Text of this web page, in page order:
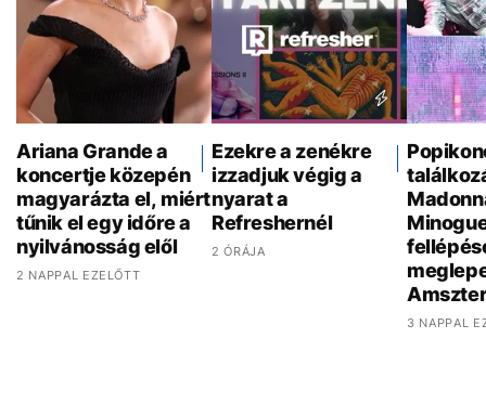
Ariana Grande a
koncertje közepén
magyarázta el, miért
tűnik el egy időre a
nyilvánosság elől
2 NAPPAL EZELŐTT
Ezekre a zenékre
izzadjuk végig a
nyarat a
Refreshernél
2 ÓRÁJA
3 NAPPAL